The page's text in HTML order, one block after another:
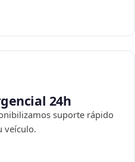
24h
suporte rápido
veículo.